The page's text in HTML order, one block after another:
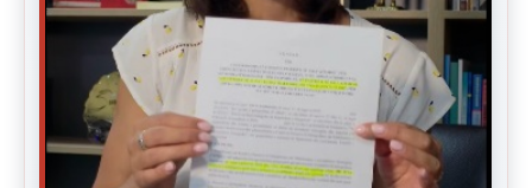
Notizie per gli albanesi di tutto il mondo: Tradizione Albanese,
Turismo, Cibo e tante Sorprese! SEGUITECI: